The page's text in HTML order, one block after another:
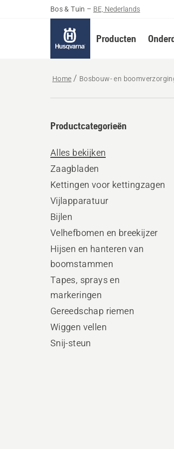
Bos & Tuin – BE, Nederlands
Producten
Home Bosbouw- en
Productcategorieën
Alles bekijken
Zaagbladen
Kettingen voor kettingzagen
Vijlapparatuur
Bijlen
Velhefbomen en breekijzer
Hijsen en hanteren van
boomstammen
Tapes, sprays en
markeringen
Gereedschap riemen
Wiggen vellen
Snij-steun